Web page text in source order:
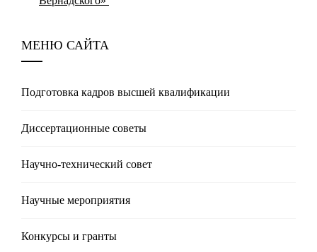
МЕНЮ САЙТА
Подготовка кадров высшей квалификации
Диссертационные советы
Научно-технический совет
Научные мероприятия
Конкурсы и гранты